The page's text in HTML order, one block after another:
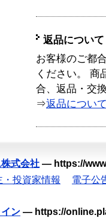
返品について
お客様のご都
ください。 商
合、返品・交
⇒返品につい
式会社 — https://
・投資家情報 電子公
ン — https://